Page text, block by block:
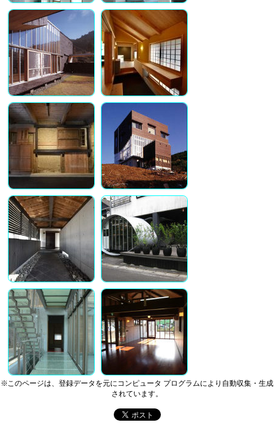
※このページは、登録データを元にコンピュータ プログラムにより自動収集・生成
されています。